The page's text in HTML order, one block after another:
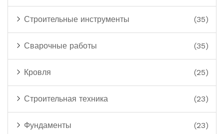
Строительные инструменты (35)
Сварочные работы (35)
Кровля (25)
Строительная техника (23)
Фундаменты (23)